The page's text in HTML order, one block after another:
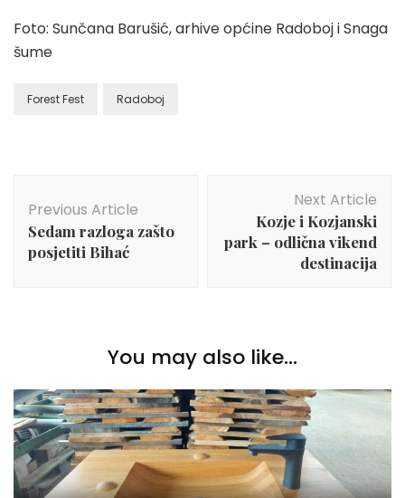
Foto: Sunčana Barušić, arhive općine Radoboj i Snaga
šume
Forest Fest Radoboj
Navigation
Previous Article
Sedam razloga zašto
posjetiti Bihać
Next Article
Kozje i Kozjanski
park – odlična vikend
destinacija
You may also like...